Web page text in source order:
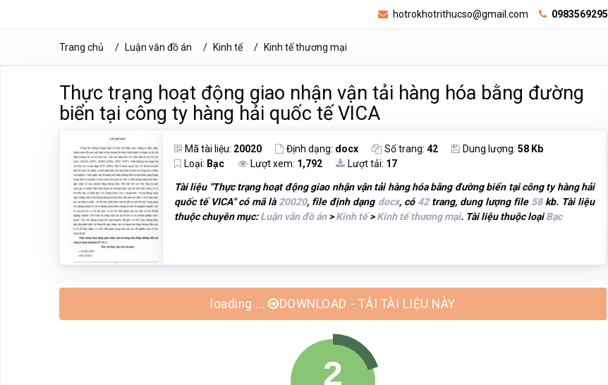
hotrokhotrithucso@gmail.com 0983569295
Trang chủ Luận văn đồ án Kinh tế Kinh tế thương mại
Thực trạng hoạt động giao nhận vận tải hàng hóa bằng đường
biển tại công ty hàng hải quốc tế VICA
Mã tài liệu: 20020 Định dạng: docx Số trang:42 Dung lượng:58 Kb
Loại: Bạc Lượt xem: 1,792 Lượt tải: 17
Tài liệu "Thực trạng hoạt động giao nhận vận tải hàng hóa bằng đường biển tại công ty hàng hải
quốc tế VICA" có mã là 20020, file định dạng docx, có 42trang, dung lượng file 58kb. Tài liệu
thuộc chuyên mục:Luận văn đồ án>Kinh tế>Kinh tế thương mại. Tài liệu thuộc loạiBạc
loading ... DOWNLOAD - TẢI TÀI LIỆU NÀY